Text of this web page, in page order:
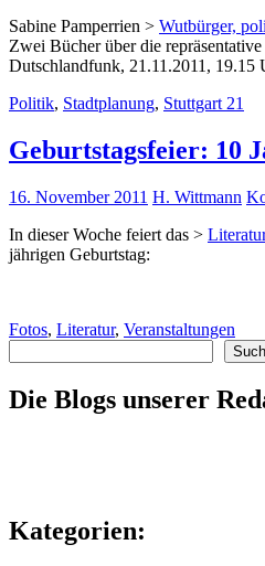
Sabine Pamperrien > Wutbürger,
Zwei Bücher über die
Dutschlandfunk, 21.11.2011, 19.15
Politik, Stadtplanung, Stuttgart 21
Geburtstagsfeier: 10
16. November 2011 H. Wittmann
In dieser Woche feiert das >
jährigen Geburtstag:
Fotos, Literatur, Veranstaltungen
Die Blogs unserer
Kategorien: